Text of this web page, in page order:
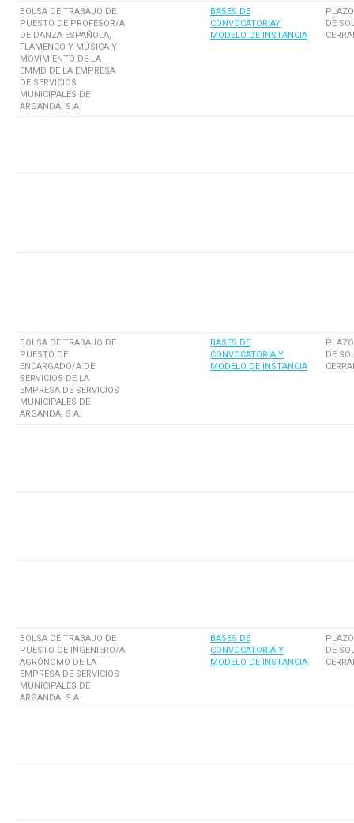
BOLSA DE TRABAJO DE
PUESTO DE PROFESOR/A
DE DANZA ESPAÑOLA,
FLAMENCO Y MÚSICA Y
MOVIMIENTO DE LA
EMMD DE LA EMPRESA
DE SERVICIOS
MUNICIPALES DE
ARGANDA, S.A.
BASES DE
CONVOCATORIAY
MODELO DE INSTANCIA
DE
BOLSA DE TRABAJO DE
PUESTO DE
ENCARGADO/A DE
SERVICIOS DE LA
EMPRESA DE SERVICIOS
MUNICIPALES DE
ARGANDA, S.A.
BASES DE
CONVOCATORIA Y
MODELO DE INSTANCIA
DE
BOLSA DE TRABAJO DE
PUESTO DE INGENIERO/A
AGRÓNOMO DE LA
EMPRESA DE SERVICIOS
MUNICIPALES DE
ARGANDA, S.A.
BASES DE
CONVOCATORIA Y
MODELO DE INSTANCIA
DE